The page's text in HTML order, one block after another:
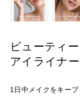
ビューティ
アイライナ
1日中メイクをキー